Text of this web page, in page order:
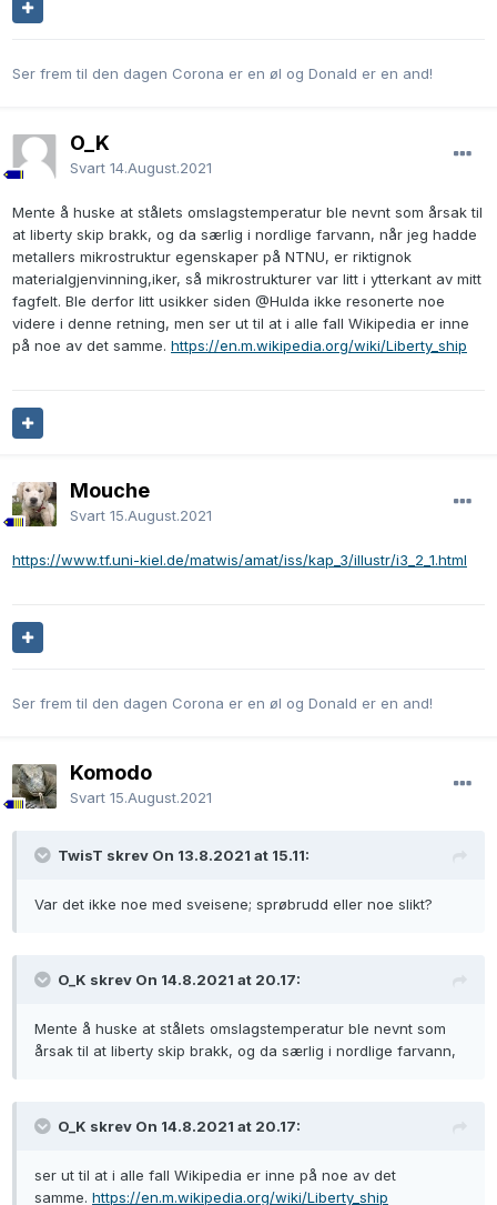
Ser frem til den dagen Corona er en øl og Donald er en and!
O_K
Svart 14.August.2021
Mente å huske at stålets omslagstemperatur ble nevnt som årsak til
at liberty skip brakk, og da særlig i nordlige farvann, når jeg hadde
metallers mikrostruktur egenskaper på NTNU, er riktignok
materialgjenvinning,iker, så mikrostrukturer var litt i ytterkant av mitt
fagfelt. Ble derfor litt usikker siden @Hulda ikke resonerte noe
videre i denne retning, men ser ut til at i alle fall Wikipedia er inne
på noe av det samme. https://en.m.wikipedia.org/wiki/Liberty_ship
Mouche
Svart 15.August.2021
https://www.tf.uni-kiel.de/matwis/amat/iss/kap_3/illustr/i3_2_1.html
Ser frem til den dagen Corona er en øl og Donald er en and!
Komodo
Svart 15.August.2021
TwisT skrev On 13.8.2021 at 15.11:
Var det ikke noe med sveisene; sprøbrudd eller noe slikt?
O_K skrev On 14.8.2021 at 20.17:
Mente å huske at stålets omslagstemperatur ble nevnt som
årsak til at liberty skip brakk, og da særlig i nordlige farvann,
O_K skrev On 14.8.2021 at 20.17:
ser ut til at i alle fall Wikipedia er inne på noe av det
samme. https://en.m.wikipedia.org/wiki/Liberty_ship